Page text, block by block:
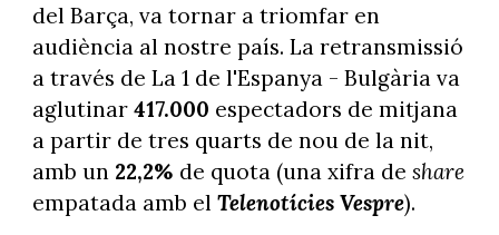
del Barça, va tornar a triomfar en
audiència al nostre país. La retransmissió
a través de La 1 de l'Espanya - Bulgària va
aglutinar 417.000 espectadors de mitjana
a partir de tres quarts de nou de la nit,
amb un 22,2% de quota (una xifra de share
empatada amb el Telenotícies Vespre).